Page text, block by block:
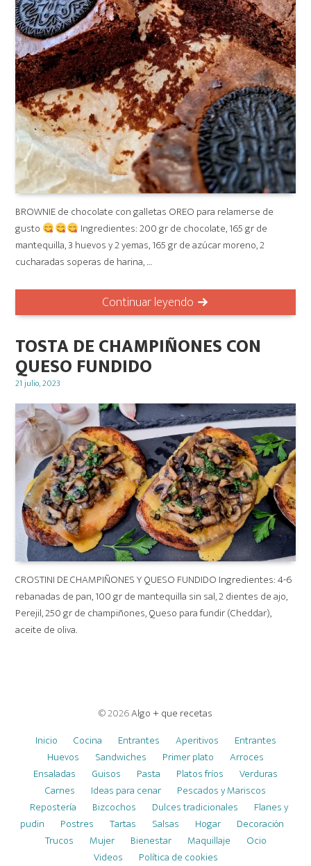
BROWNIE de chocolate con galletas OREO para relamerse de
gusto
Ingredientes: 200 gr de chocolate, 165 gr de
mantequilla, 3 huevos y 2 yemas, 165 gr de azúcar moreno, 2
cucharadas soperas de harina, …
Continuar leyendo
TOSTA DE CHAMPIÑONES CON
QUESO FUNDIDO
Posted
21 julio, 2023
CROSTINI DE CHAMPIÑONES Y QUESO FUNDIDO Ingredientes: 4-6
rebanadas de pan, 100 gr de mantequilla sin sal, 2 dientes de ajo,
Perejil, 250 gr de champiñones, Queso para fundir (Cheddar),
aceite de oliva.
© 2026Algo + que recetas
Inicio
Cocina Entrantes Aperitivos
Entrantes
Huevos
Sandwiches Primer plato
Arroces
Ensaladas
Guisos Pasta Platos fríos
Verduras
Carnes
Ideas para cenar
Pescados y Mariscos
Repostería
Bizcochos Dulces tradicionales
Flanes y
pudin
Postres Tartas Salsas Hogar
Decoración
Trucos
Mujer Bienestar Maquillaje
Ocio
Videos
Política de cookies